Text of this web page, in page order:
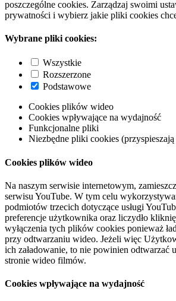
poszczególne cookies. Zarządzaj swoimi
prywatności i wybierz jakie pliki cookies
Wybrane pliki cookies:
Wszystkie
Rozszerzone
Podstawowe
Cookies plików wideo
Cookies wpływające na wydajność
Funkcjonalne pliki
Niezbędne pliki cookies (przyspieszają
Cookies plików wideo
Na naszym serwisie internetowym,
serwisu YouTube. W tym celu
podmiotów trzecich dotyczące usługi
preferencje użytkownika oraz liczydło
wyłączenia tych plików cookies ponieważ
przy odtwarzaniu wideo. Jeżeli więc
ich załadowanie, to nie powinien odtwarzać
stronie wideo filmów.
Cookies wpływające na wydajność